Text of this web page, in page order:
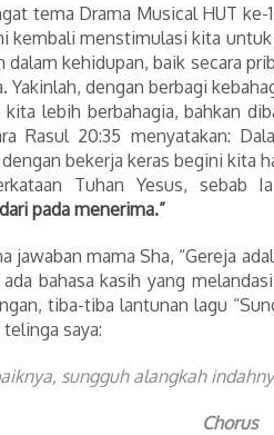
tema Drama Musical HUT ke-
kembali menstimulasi kita
kehidupan, baik secara
Yakinlah, dengan berbagi
kita lebih berbahagia, bahkan
Rasul 20:35 menyatakan:
bekerja keras begini kita
Tuhan Yesus, sebab
pada menerima.”
jawaban mama Sha, “Gereja
bahasa kasih yang
tiba-tiba lantunan lagu
telinga saya:
sungguh alangkah
Chorus